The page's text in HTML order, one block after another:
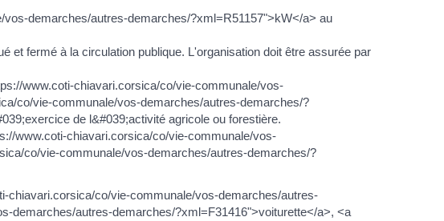
demarches/autres-demarches/?xml=R51157">kW</a> au
et fermé à la circulation publique. L'organisation doit être assurée par
www.coti-chiavari.corsica/co/vie-communale/vos-
co/vie-communale/vos-demarches/autres-demarches/?
de l&#039;activité agricole ou forestière.
www.coti-chiavari.corsica/co/vie-communale/vos-
co/vie-communale/vos-demarches/autres-demarches/?
chiavari.corsica/co/vie-communale/vos-demarches/autres-
demarches/autres-demarches/?xml=F31416">voiturette</a>, <a